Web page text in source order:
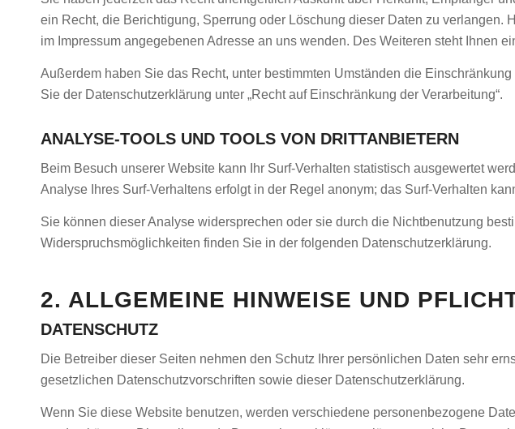
ein Recht, die Berichtigung, Sperrung oder Löschung dieser Daten zu
im Impressum angegebenen Adresse an uns wenden. Des Weiteren steht Ihnen
Außerdem haben Sie das Recht, unter bestimmten Umständen die
Sie der Datenschutzerklärung unter „Recht auf Einschränkung der Verarbeitung“.
ANALYSE-TOOLS UND TOOLS VON DRITTANBIETERN
Beim Besuch unserer Website kann Ihr Surf-Verhalten statistisch ausgewertet
Analyse Ihres Surf-Verhaltens erfolgt in der Regel anonym; das Surf-Verhalten
Sie können dieser Analyse widersprechen oder sie durch die Nichtbenutzung
Widerspruchsmöglichkeiten finden Sie in der folgenden Datenschutzerklärung.
2. ALLGEMEINE HINWEISE UND
DATENSCHUTZ
Die Betreiber dieser Seiten nehmen den Schutz Ihrer persönlichen Daten sehr
gesetzlichen Datenschutzvorschriften sowie dieser Datenschutzerklärung.
Wenn Sie diese Website benutzen, werden verschiedene personenbezogene